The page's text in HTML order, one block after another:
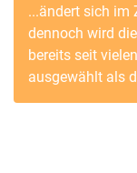
...ändert sich im
dennoch wird
bereits seit
ausgewählt als